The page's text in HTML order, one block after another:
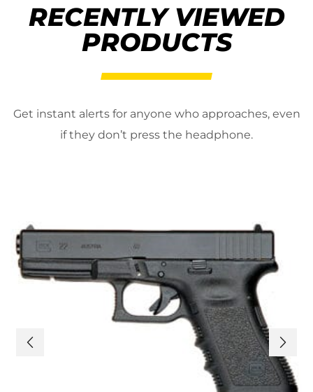
RECENTLY VIEWED
PRODUCTS
Get instant alerts for anyone who approaches, even
if they don’t press the headphone.